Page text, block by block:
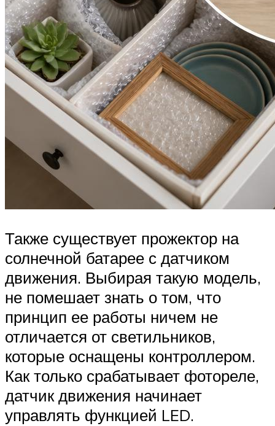
Также существует прожектор на
солнечной батарее с датчиком
движения. Выбирая такую модель,
не помешает знать о том, что
принцип ее работы ничем не
отличается от светильников,
которые оснащены контроллером.
Как только срабатывает фотореле,
датчик движения начинает
управлять функцией LED.